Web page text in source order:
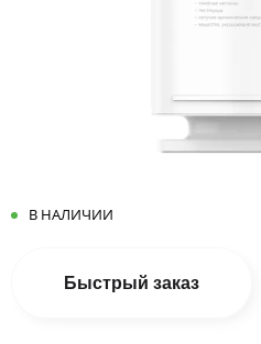
В НАЛИЧИИ
Быстрый заказ